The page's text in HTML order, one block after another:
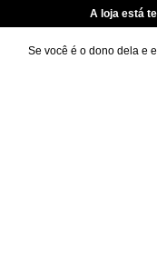
A loja está
Se você é o dono dela e